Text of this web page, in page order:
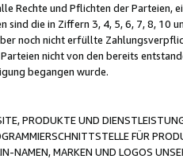
Rechte und Pflichten der
sind die in Ziffern 3, 4, 5, 6, 7, 8,
noch nicht erfüllte
nicht von den bereits
begangen wurde.
PRODUKTE UND
FÜR
NAMEN, MARKEN UND LOGOS